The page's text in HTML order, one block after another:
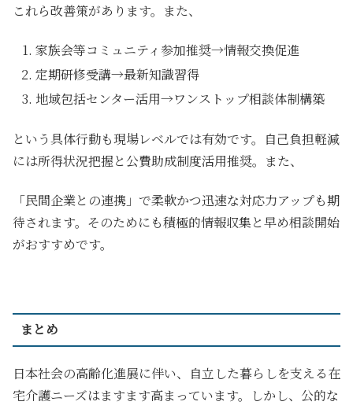
これら改善策があります。また、
家族会等コミュニティ参加推奨→情報交換促進
定期研修受講→最新知識習得
地域包括センター活用→ワンストップ相談体制構築
という具体行動も現場レベルでは有効です。自己負担軽減
には所得状況把握と公費助成制度活用推奨。また、
「民間企業との連携」で柔軟かつ迅速な対応力アップも期
待されます。そのためにも積極的情報収集と早め相談開始
がおすすめです。
まとめ
日本社会の高齢化進展に伴い、自立した暮らしを支える在
宅介護ニーズはますます高まっています。しかし、公的な